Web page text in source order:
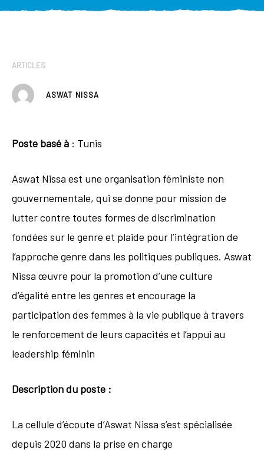
ARTICLES
ASWAT NISSA
Poste basé à : Tunis
Aswat Nissa est une organisation féministe non
gouvernementale, qui se donne pour mission de
lutter contre toutes formes de discrimination
fondées sur le genre et plaide pour l’intégration de
l’approche genre dans les politiques publiques. Aswat
Nissa œuvre pour la promotion d’une culture
d’égalité entre les genres et encourage la
participation des femmes à la vie publique à travers
le renforcement de leurs capacités et l’appui au
leadership féminin
Description du poste :
La cellule d’écoute d’Aswat Nissa s’est spécialisée
depuis 2020 dans la prise en charge